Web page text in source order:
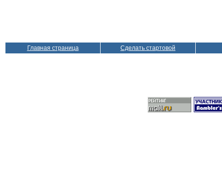
Главная страница Сделать стартовой